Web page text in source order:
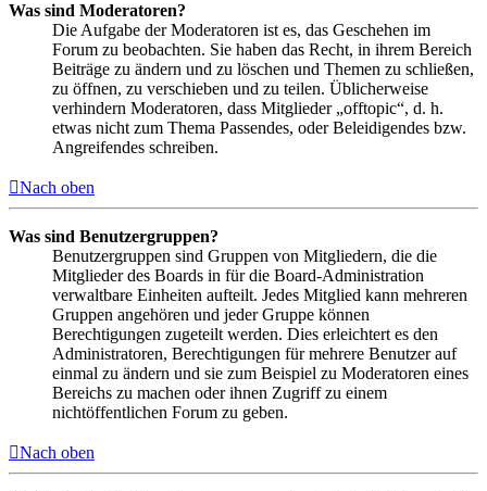
Was sind Moderatoren?
Die Aufgabe der Moderatoren ist es, das Geschehen im
Forum zu beobachten. Sie haben das Recht, in ihrem Bereich
Beiträge zu ändern und zu löschen und Themen zu schließen,
zu öffnen, zu verschieben und zu teilen. Üblicherweise
verhindern Moderatoren, dass Mitglieder „offtopic“, d. h.
etwas nicht zum Thema Passendes, oder Beleidigendes bzw.
Angreifendes schreiben.
Nach oben
Was sind Benutzergruppen?
Benutzergruppen sind Gruppen von Mitgliedern, die die
Mitglieder des Boards in für die Board-Administration
verwaltbare Einheiten aufteilt. Jedes Mitglied kann mehreren
Gruppen angehören und jeder Gruppe können
Berechtigungen zugeteilt werden. Dies erleichtert es den
Administratoren, Berechtigungen für mehrere Benutzer auf
einmal zu ändern und sie zum Beispiel zu Moderatoren eines
Bereichs zu machen oder ihnen Zugriff zu einem
nichtöffentlichen Forum zu geben.
Nach oben